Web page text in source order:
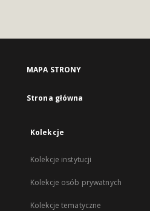
MAPA STRONY
Strona główna
Kolekcje
Kolekcje instytucji
Kolekcje osób prywatnych
Kolekcje tematyczne